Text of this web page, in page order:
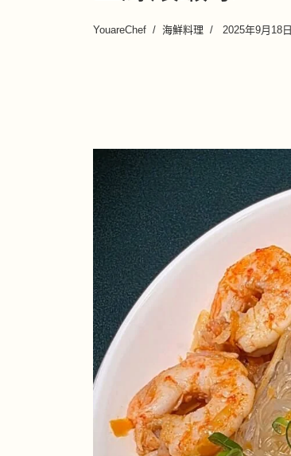
YouareChef 海鮮料理 2025年9月18日